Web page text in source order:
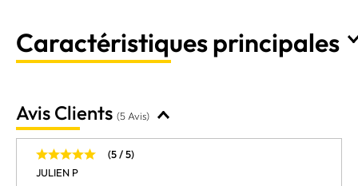
Caractéristiques principales
Avis Clients (5 Avis)
(5 / 5)
JULIEN P